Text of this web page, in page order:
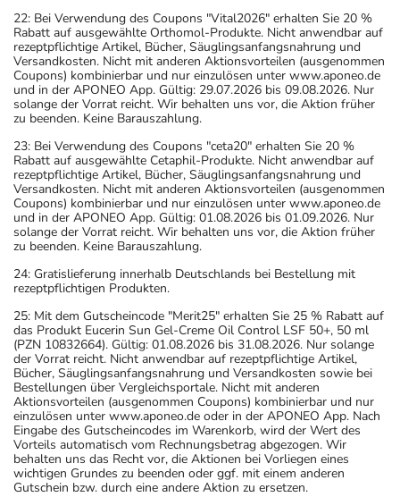
22: Bei Verwendung des Coupons "Vital2026" erhalten Sie 20 %
Rabatt auf ausgewählte Orthomol-Produkte. Nicht anwendbar auf
rezeptpflichtige Artikel, Bücher, Säuglingsanfangsnahrung und
Versandkosten. Nicht mit anderen Aktionsvorteilen (ausgenommen
Coupons) kombinierbar und nur einzulösen unter www.aponeo.de
und in der APONEO App. Gültig: 29.07.2026 bis 09.08.2026. Nur
solange der Vorrat reicht. Wir behalten uns vor, die Aktion früher
zu beenden. Keine Barauszahlung.
23: Bei Verwendung des Coupons "ceta20" erhalten Sie 20 %
Rabatt auf ausgewählte Cetaphil-Produkte. Nicht anwendbar auf
rezeptpflichtige Artikel, Bücher, Säuglingsanfangsnahrung und
Versandkosten. Nicht mit anderen Aktionsvorteilen (ausgenommen
Coupons) kombinierbar und nur einzulösen unter www.aponeo.de
und in der APONEO App. Gültig: 01.08.2026 bis 01.09.2026. Nur
solange der Vorrat reicht. Wir behalten uns vor, die Aktion früher
zu beenden. Keine Barauszahlung.
24: Gratislieferung innerhalb Deutschlands bei Bestellung mit
rezeptpflichtigen Produkten.
25: Mit dem Gutscheincode "Merit25" erhalten Sie 25 % Rabatt auf
das Produkt Eucerin Sun Gel-Creme Oil Control LSF 50+, 50 ml
(PZN 10832664). Gültig: 01.08.2026 bis 31.08.2026. Nur solange
der Vorrat reicht. Nicht anwendbar auf rezeptpflichtige Artikel,
Bücher, Säuglingsanfangsnahrung und Versandkosten sowie bei
Bestellungen über Vergleichsportale. Nicht mit anderen
Aktionsvorteilen (ausgenommen Coupons) kombinierbar und nur
einzulösen unter www.aponeo.de oder in der APONEO App. Nach
Eingabe des Gutscheincodes im Warenkorb, wird der Wert des
Vorteils automatisch vom Rechnungsbetrag abgezogen. Wir
behalten uns das Recht vor, die Aktionen bei Vorliegen eines
wichtigen Grundes zu beenden oder ggf. mit einem anderen
Gutschein bzw. durch eine andere Aktion zu ersetzen.